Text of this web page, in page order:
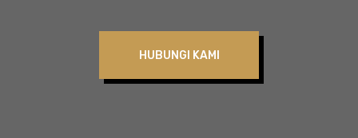
HUBUNGI KAMI